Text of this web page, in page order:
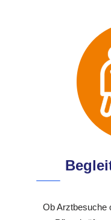
Ob Arztbesuche